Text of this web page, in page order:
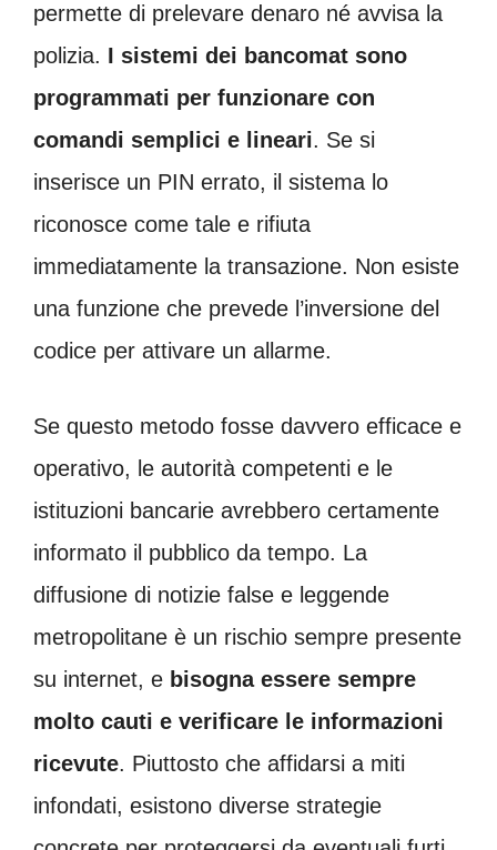
permette di prelevare denaro né avvisa la
polizia. I sistemi dei bancomat sono
programmati per funzionare con
comandi semplici e lineari. Se si
inserisce un PIN errato, il sistema lo
riconosce come tale e rifiuta
immediatamente la transazione. Non esiste
una funzione che prevede l’inversione del
codice per attivare un allarme.
Se questo metodo fosse davvero efficace e
operativo, le autorità competenti e le
istituzioni bancarie avrebbero certamente
informato il pubblico da tempo. La
diffusione di notizie false e leggende
metropolitane è un rischio sempre presente
su internet, e bisogna essere sempre
molto cauti e verificare le informazioni
ricevute. Piuttosto che affidarsi a miti
infondati, esistono diverse strategie